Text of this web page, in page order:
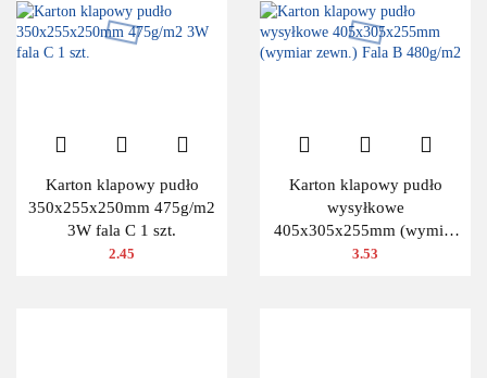
Karton klapowy pudło
350x255x250mm 475g/m2
3W fala C 1 szt.
2.45
Karton klapowy pudło
wysyłkowe
405x305x255mm (wymiar
zewn.) Fala B 480g/m2
3.53